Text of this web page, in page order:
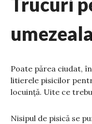
Trucuri
Poate părea ciudat,
litierele pisicilor
locuință. Uite ce
Nisipul de pisică se